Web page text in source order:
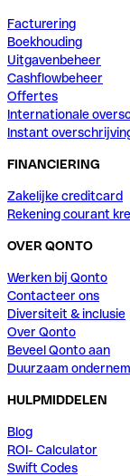
Facturering
Boekhouding
Uitgavenbeheer
Cashflowbeheer
Offertes
Internationale
Instant
FINANCIERING
Zakelijke creditcard
Rekening courant
OVER QONTO
Werken bij Qonto
Contacteer ons
Diversiteit & inclusie
Over Qonto
Beveel Qonto aan
Duurzaam
HULPMIDDELEN
Blog
ROI- Calculator
Swift Codes